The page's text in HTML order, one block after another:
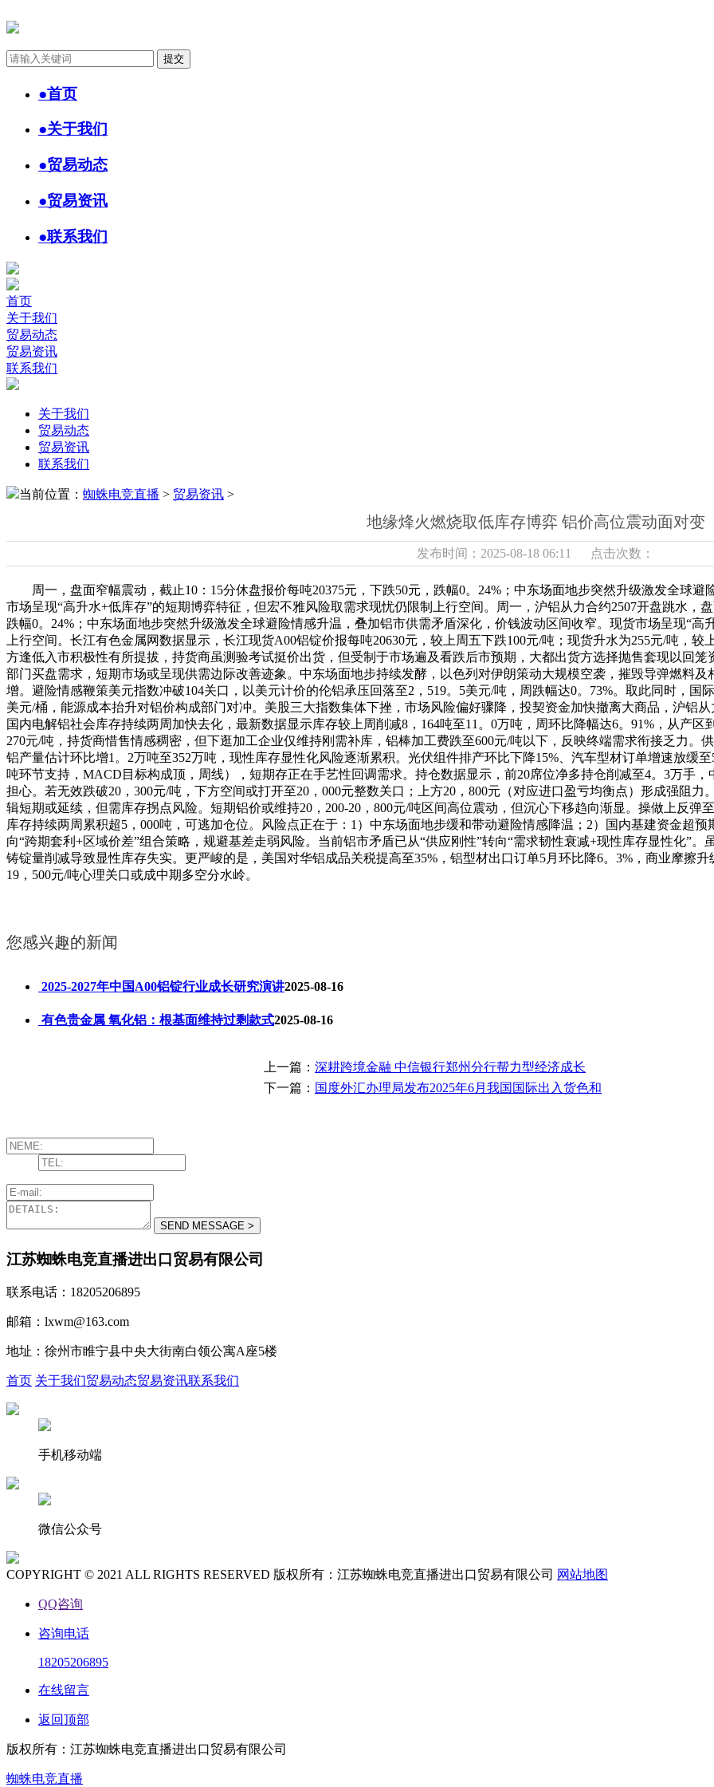
●首页
●关于我们
●贸易动态
●贸易资讯
●联系我们
首页
关于我们
贸易动态
贸易资讯
联系我们
关于我们
贸易动态
贸易资讯
联系我们
当前位置： 蜘蛛电竞直播 > 贸易资讯 >
地缘烽火燃烧取低库存博弈 铝价高位震动面对变
发布时间：2025-08-18 06:11 点击次数：
周一，盘面窄幅震动，截止10：15分休盘报价每吨20375元，下跌50元，跌幅0。24%；中东场面地步突然升级激发全球避
市场呈现“高升水+低库存”的短期博弈特征，但宏不雅风险取需求现忧仍限制上行空间。周一，沪铝从力合约2507开盘跳水，
跌幅0。24%；中东场面地步突然升级激发全球避险情感升温，叠加铝市供需矛盾深化，价钱波动区间收窄。现货市场呈现“
上行空间。长江有色金属网数据显示，长江现货A00铝锭价报每吨20630元，较上周五下跌100元/吨；现货升水为255元/吨，
方逢低入市积极性有所提拔，持货商虽测验考试挺价出货，但受制于市场遍及看跌后市预期，大都出货方选择抛售套现以回
部门买盘需求，短期市场或呈现供需边际改善迹象。中东场面地步持续发酵，以色列对伊朗策动大规模空袭，摧毁导弹燃料
增。避险情感鞭策美元指数冲破104关口，以美元计价的伦铝承压回落至2，519。5美元/吨，周跌幅达0。73%。取此同时，国
美元/桶，能源成本抬升对铝价构成部门对冲。美股三大指数集体下挫，市场风险偏好骤降，投契资金加快撤离大商品，沪铝
国内电解铝社会库存持续两周加快去化，最新数据显示库存较上周削减8，164吨至11。0万吨，周环比降幅达6。91%，从产
270元/吨，持货商惜售情感稠密，但下逛加工企业仅维持刚需补库，铝棒加工费跌至600元/吨以下，反映终端需求衔接乏力。
铝产量估计环比增1。2万吨至352万吨，现性库存显性化风险逐渐累积。光伏组件排产环比下降15%、汽车型材订单增速放缓
吨环节支持，MACD目标构成顶，周线），短期存正在手艺性回调需求。持仓数据显示，前20席位净多持仓削减至4。3万手
担心。若无效跌破20，300元/吨，下方空间或打开至20，000元整数关口；上方20，800元（对应进口盈亏均衡点）形成强阻力
辑短期或延续，但需库存拐点风险。短期铝价或维持20，200-20，800元/吨区间高位震动，但沉心下移趋向渐显。操做上反弹
库存持续两周累积超5，000吨，可逃加仓位。风险点正在于：1）中东场面地步缓和带动避险情感降温；2）国内基建资金超
向“跨期套利+区域价差”组合策略，规避基差走弱风险。当前铝市矛盾已从“供应刚性”转向“需求韧性衰减+现性库存显性化”
铸锭量削减导致显性库存失实。更严峻的是，美国对华铝成品关税提高至35%，铝型材出口订单5月环比降6。3%，商业摩擦
19，500元/吨心理关口或成中期多空分水岭。
您感兴趣的新闻
2025-2027年中国A00铝锭行业成长研究演讲2025-08-16
有色贵金属 氧化铝：根基面维持过剩款式2025-08-16
上一篇： 深耕跨境金融 中信银行郑州分行帮力型经济成长
下一篇： 国度外汇办理局发布2025年6月我国国际出入货色和
江苏蜘蛛电竞直播进出口贸易有限公司
联系电话：18205206895
邮箱：lxwm@163.com
地址：徐州市睢宁县中央大街南白领公寓A座5楼
首页 关于我们贸易动态贸易资讯联系我们
手机移动端
微信公众号
COPYRIGHT © 2021 ALL RIGHTS RESERVED 版权所有：江苏蜘蛛电竞直播进出口贸易有限公司 网站地图
QQ咨询
咨询电话
18205206895
在线留言
返回顶部
版权所有：江苏蜘蛛电竞直播进出口贸易有限公司
蜘蛛电竞直播